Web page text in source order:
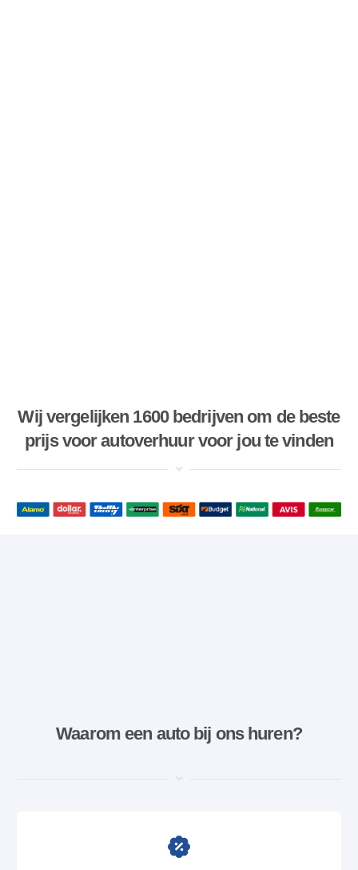
Wij vergelijken 1600 bedrijven om de beste
prijs voor autoverhuur voor jou te vinden
Waarom een ​​auto bij ons huren?